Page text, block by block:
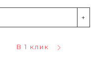
+
В 1 клик